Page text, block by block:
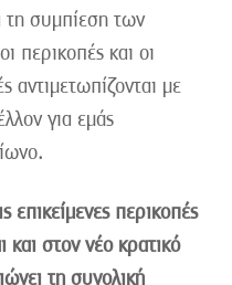
τη συμπίεση των
περικοπές και οι
αντιμετωπίζονται με
για εμάς
επικείμενες περικοπές
στον νέο κρατικό
τη συνολική